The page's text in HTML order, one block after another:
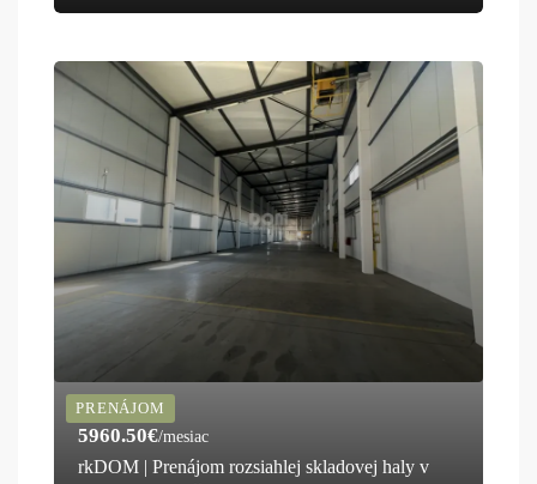
PRENÁJOM
5960.50€/mesiac
rkDOM | Prenájom rozsiahlej skladovej haly v